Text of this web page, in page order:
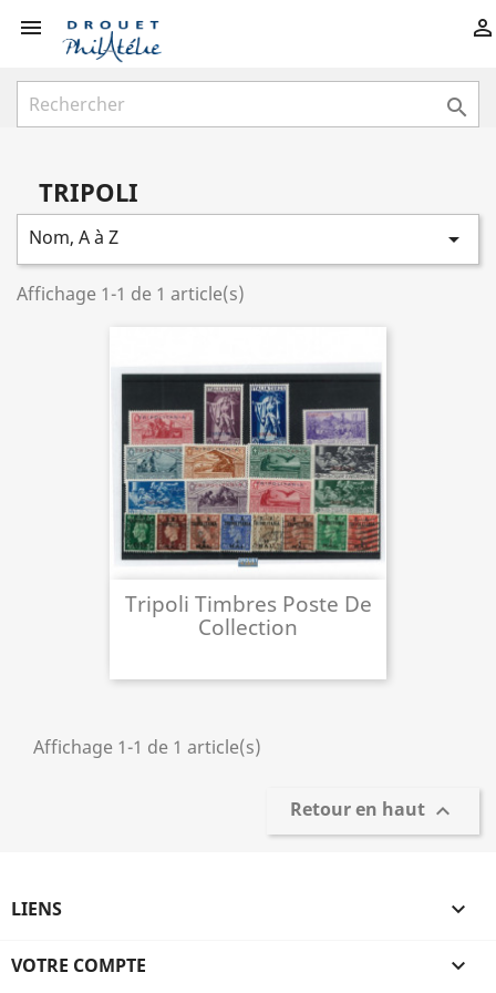
 

TRIPOLI
Nom, A à Z 
Affichage 1-1 de 1 article(s)
Tripoli Timbres Poste De
Collection
Affichage 1-1 de 1 article(s)
Retour en haut 
LIENS 
VOTRE COMPTE 